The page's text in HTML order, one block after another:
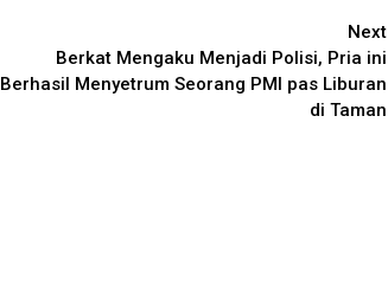
Next
Berkat Mengaku Menjadi Polisi, Pria ini
Berhasil Menyetrum Seorang PMI pas Liburan
di Taman